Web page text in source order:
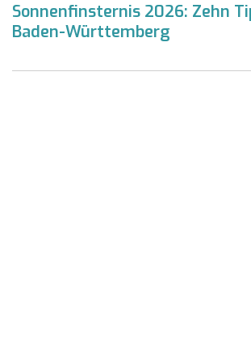
Sonnenfinsternis 2026: Zehn
Baden-Württemberg